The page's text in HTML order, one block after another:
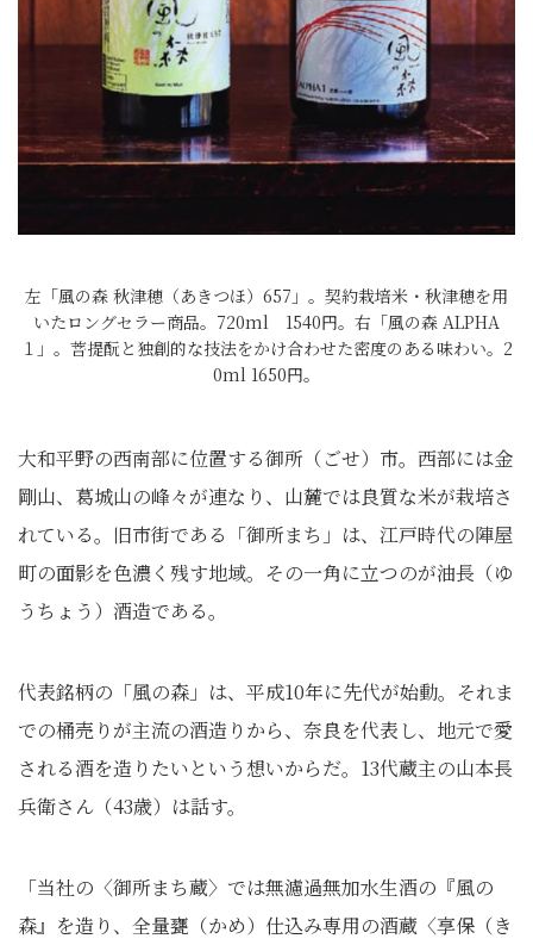
左「風の森 秋津穂（あきつほ）657」。契約栽培米・秋津穂を用
いたロングセラー商品。720ml 1540円。右「風の森 ALPHA
１」。菩提酛と独創的な技法をかけ合わせた密度のある味わい。2
0ml 1650円。
大和平野の西南部に位置する御所（ごせ）市。西部には金
剛山、葛城山の峰々が連なり、山麓では良質な米が栽培さ
れている。旧市街である「御所まち」は、江戸時代の陣屋
町の面影を色濃く残す地域。その一角に立つのが油長（ゆ
うちょう）酒造である。
代表銘柄の「風の森」は、平成10年に先代が始動。それま
での桶売りが主流の酒造りから、奈良を代表し、地元で愛
される酒を造りたいという想いからだ。13代蔵主の山本長
兵衛さん（43歳）は話す。
「当社の〈御所まち蔵〉では無濾過無加水生酒の『風の
森』を造り、全量甕（かめ）仕込み専用の酒蔵〈享保（き